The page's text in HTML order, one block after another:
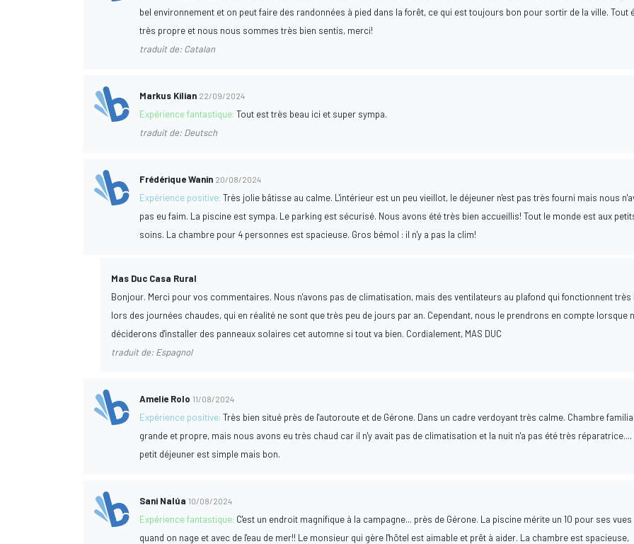
bel environnement et on peut faire des randonnées à pied dans la forêt, ce qui est toujours bon pour sortir de la ville. Tout
très propre et nous nous sommes très bien sentis, merci!
traduit de: Catalan
Markus Kilian 22/09/2024
Expérience fantastique:Tout est très beau ici et super sympa.
traduit de: Deutsch
Frédérique Wanin 20/08/2024
Expérience positive:Très jolie bâtisse au calme. L'intérieur est un peu vieillot, le déjeuner n'est pas très fourni mais nous
pas eu faim. La piscine est sympa. Le parking est sécurisé. Nous avons été très bien accueillis! Tout le monde est aux
soins. La chambre pour 4 personnes est spacieuse. Gros bémol : il n'y a pas la clim!
Mas Duc Casa Rural
Bonjour. Merci pour vos commentaires. Nous n'avons pas de climatisation, mais des ventilateurs au plafond qui fonctionnent très
lors des journées chaudes, qui en réalité ne sont que très peu de jours par an. Cependant, nous le prendrons en compte lorsque
déciderons d'installer des panneaux solaires cet automne si tout va bien. Cordialement, MAS DUC
traduit de: Espagnol
Amelie Rolo 11/08/2024
Expérience positive:Très bien situé près de l'autoroute et de Gérone. Dans un cadre verdoyant très calme. Chambre
grande et propre, mais nous avons eu très chaud car il n'y avait pas de climatisation et la nuit n'a pas été très réparatrice....
petit déjeuner est simple mais bon.
Sani Nalúa 10/08/2024
Expérience fantastique: C'est un endroit magnifique à la campagne... près de Gérone. La piscine mérite un 10 pour ses vues
quand on nage et avec de l'eau de mer!! Le monsieur qui gère l'hôtel est aimable et prêt à aider. La chambre est spacieuse,